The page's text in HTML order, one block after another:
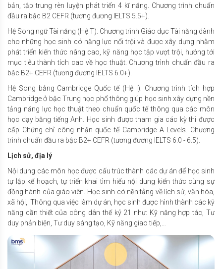
bản, tập trung rèn luyện phát triển 4 kĩ năng. Chương trình chuẩn
đầu ra bậc B2 CEFR (tương đương IELTS 5.5+).
Hệ Song ngữ Tài năng (Hệ T): Chương trình Giáo dục Tài năng dành
cho những học sinh có năng lực nổi trội và được xây dựng nhằm
phát triển kiến thức nâng cao, kỹ năng học tập vượt trội, hướng tới
mục tiêu thành tích cao về học thuật. Chương trình chuẩn đầu ra
bậc B2+ CEFR (tương đương IELTS 6.0+).
Hệ Song bằng Cambridge Quốc tế (Hệ I): Chương trình tích hợp
Cambridge ở bậc Trung học phổ thông giúp học sinh xây dựng nền
tảng năng lực học thuật theo chuẩn quốc tế thông qua các môn
học dạy bằng tiếng Anh. Học sinh được tham gia các kỳ thi được
cấp Chứng chỉ công nhận quốc tế Cambridge A Levels. Chương
trình chuẩn đầu ra bậc B2+ CEFR (tương đương IELTS 6.0 - 6.5).
Lịch sử, địa lý
Nội dung các môn học được cấu trúc thành các dự án để học sinh
tự lập kế hoạch, tự triển khai tìm hiểu nội dung kiến thức cùng sự
đồng hành của giáo viên. Học sinh có nền tảng về lịch sử, văn hóa,
xã hội, Thông qua việc làm dự án, học sinh được hình thành các kỹ
năng cần thiết của công dân thế kỷ 21 như: Kỹ năng hợp tác, Tư
duy phản biện, Tư duy sáng tạo, Kỹ năng giao tiếp,…